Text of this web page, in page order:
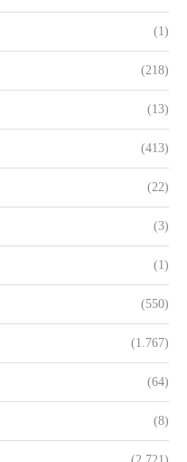
(1)
(218)
(13)
(413)
(22)
(3)
(1)
(550)
(1.767)
(64)
(8)